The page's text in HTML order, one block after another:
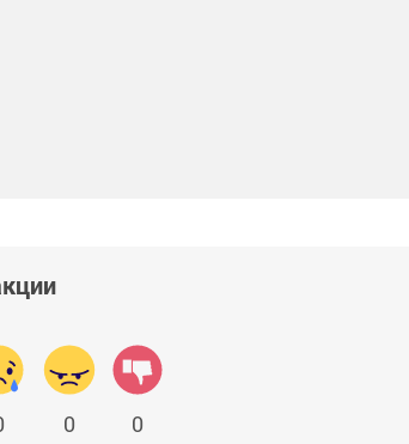
0 0